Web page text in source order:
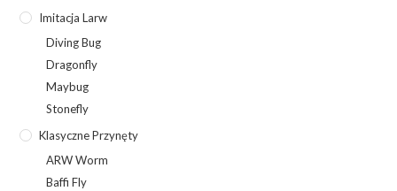
Imitacja Larw
Diving Bug
Dragonfly
Maybug
Stonefly
Klasyczne Przynęty
ARW Worm
Baffi Fly